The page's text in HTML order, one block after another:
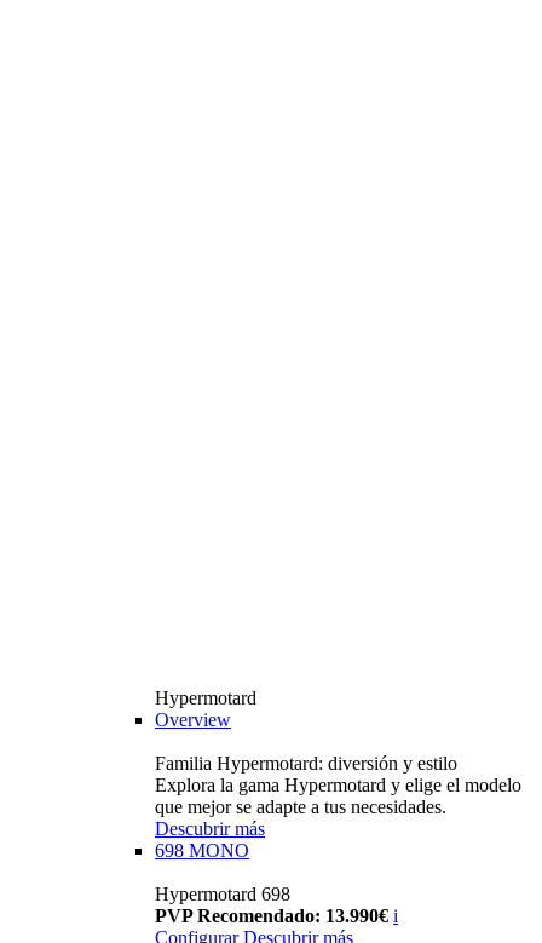
Hypermotard
Overview
Familia Hypermotard: diversión y estilo
Explora la gama Hypermotard y elige el modelo
que mejor se adapte a tus necesidades.
Descubrir más
698 MONO
Hypermotard 698
PVP Recomendado: 13.990€ i
ConfigurarDescubrir más